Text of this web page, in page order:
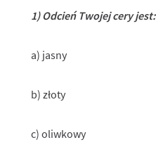
1) Odcień Twojej cery jest:
a) jasny
b) złoty
c) oliwkowy